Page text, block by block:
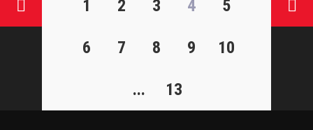
1 2 3 4 5
6 7 8 9 10
... 13